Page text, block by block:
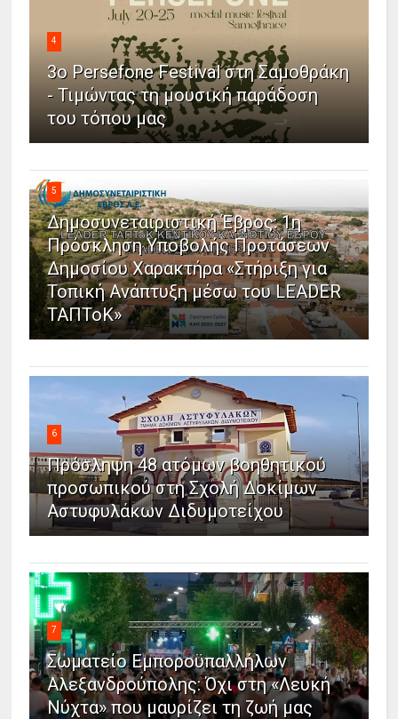
4
3ο Persefone Festival στη Σαμοθράκη
- Τιμώντας τη μουσική παράδοση
του τόπου μας
5
Δημοσυνεταιριστική Έβρος: 1η
Πρόσκληση Υποβολής Προτάσεων
Δημοσίου Χαρακτήρα «Στήριξη για
Τοπική Ανάπτυξη μέσω του LEADER
ΤΑΠΤοΚ»
6
Πρόσληψη 48 ατόμων βοηθητικού
προσωπικού στη Σχολή Δοκίμων
Αστυφυλάκων Διδυμοτείχου
7
Σωματείο Εμποροϋπαλλήλων
Αλεξανδρούπολης: Όχι στη «Λευκή
Νύχτα» που μαυρίζει τη ζωή μας